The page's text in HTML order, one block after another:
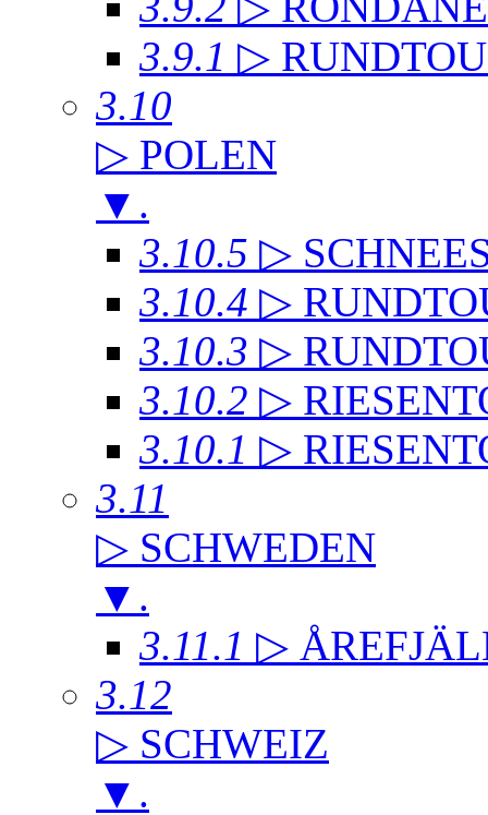
3.9.1 ▷
3.10
▷ POLEN
▼ .
3.10.5 ▷
3.10.4 ▷
3.10.3 ▷
3.10.2 ▷
3.10.1 ▷
3.11
▷ SCHWEDEN
▼ .
3.11.1 ▷
3.12
▷ SCHWEIZ
▼ .